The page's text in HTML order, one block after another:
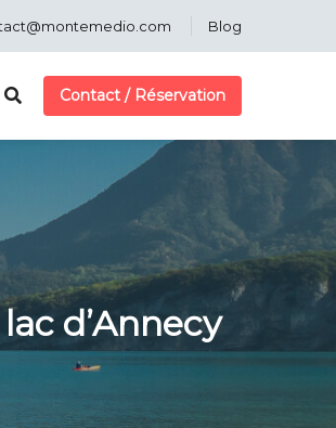
Blog
Contact / Réservation
d’Annecy